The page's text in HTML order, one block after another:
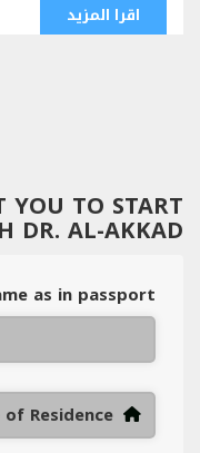
اقرا المزيد
YOU TO START
DR. AL-AKKAD
as in passport
Residence